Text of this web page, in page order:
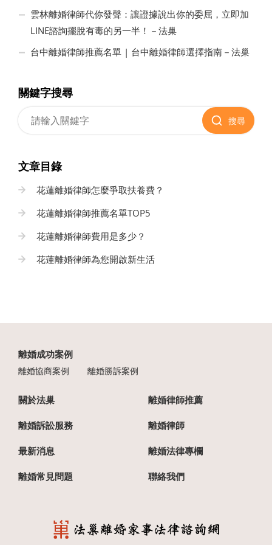
雲林離婚律師代你發聲：讓證據說出你的委屈，立即加
LINE諮詢擺脫有毒的另一半！－法巢
台中離婚律師推薦名單 | 台中離婚律師選擇指南－法巢
關鍵字搜尋
搜尋
文章目錄
花蓮離婚律師怎麼爭取扶養費？
花蓮離婚律師推薦名單TOP5
花蓮離婚律師費用是多少？
花蓮離婚律師為您開啟新生活
離婚成功案例
離婚協商案例 離婚勝訴案例
關於法巢 離婚律師推薦
離婚訴訟服務 離婚律師
最新消息 離婚法律專欄
離婚常見問題 聯絡我們